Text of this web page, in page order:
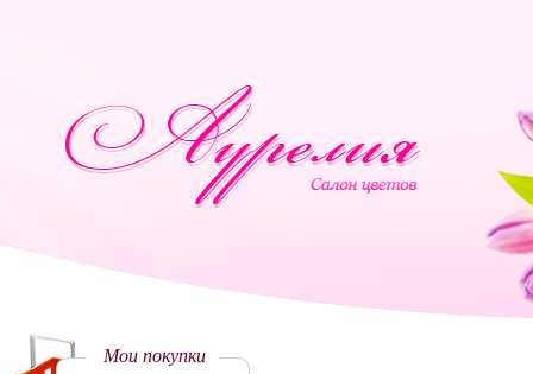
Мои покупки